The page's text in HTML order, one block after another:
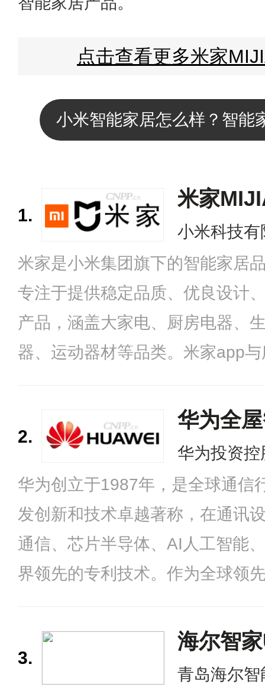
点击查看更多米家
小米智能家居怎么样？智能
1.
米家
小米科技
米家是小米集团旗下的智能家居
专注于提供稳定品质、优良设计
产品，涵盖大家电、厨房电器、
器、运动器材等品类。米家app
致力于构建从产品智能化接入、
到触达用户、控制分享的完整生
2.
华为全
华为投资
华为创立于1987年，是全球通信
发创新和技术卓越著称，在通讯
通信、芯片半导体、AI人工智能
界领先的专利技术。作为全球领
地区拥有数万名员工，为全球数
3.
海尔智
青岛海尔